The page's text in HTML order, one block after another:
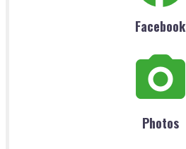
Facebook
Photos